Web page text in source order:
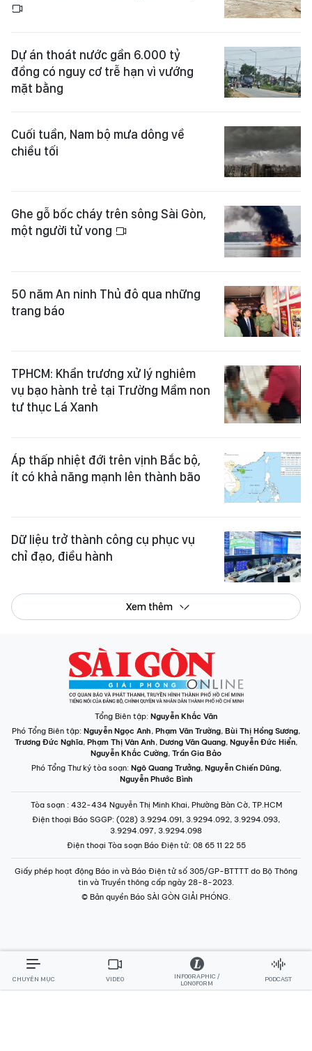
Dự án thoát nước gần 6.000 tỷ
đồng có nguy cơ trễ hạn vì vướng
mặt bằng
Cuối tuần, Nam bộ mưa dông về
chiều tối
Ghe gỗ bốc cháy trên sông Sài Gòn,
một người tử vong
50 năm An ninh Thủ đô qua những
trang báo
TPHCM: Khẩn trương xử lý nghiêm
vụ bạo hành trẻ tại Trường Mầm non
tư thục Lá Xanh
Áp thấp nhiệt đới trên vịnh Bắc bộ,
ít có khả năng mạnh lên thành bão
Dữ liệu trở thành công cụ phục vụ
chỉ đạo, điều hành
Xem thêm
Tổng Biên tập: Nguyễn Khắc Văn
Phó Tổng Biên tập: Nguyễn Ngọc Anh, Phạm Văn Trường, Bùi Thị Hồng Sương,
Trương Đức Nghĩa, Phạm Thị Vân Anh, Dương Văn Quang, Nguyễn Đức Hiển,
Nguyễn Khắc Cường, Trần Gia Bảo
Phó Tổng Thư ký tòa soạn: Ngô Quang Trưởng, Nguyễn Chiến Dũng,
Nguyễn Phước Bình
Tòa soạn : 432-434 Nguyễn Thị Minh Khai, Phường Bàn Cờ, TP.HCM
Điện thoại Báo SGGP: (028) 3.9294.091, 3.9294.092, 3.9294.093,
3.9294.097, 3.9294.098
Điện thoại Tòa soạn Báo Điện tử: 08 65 11 22 55
Giấy phép hoạt động Báo in và Báo Điện tử số 305/GP-BTTTT do Bộ Thông
tin và Truyền thông cấp ngày 28-8-2023.
© Bản quyền Báo SÀI GÒN GIẢI PHÓNG.
CHUYÊN MỤC VIDEO
INFOGRAPHIC /
LONGFORM
PODCAST